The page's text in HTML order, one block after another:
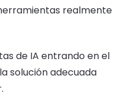
realmente
de IA entrando en el
solución adecuada